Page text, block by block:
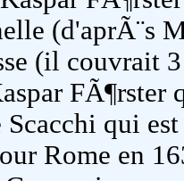
(d'aprÃ¨s
(il couvrait
Scacchi qui
Rome en